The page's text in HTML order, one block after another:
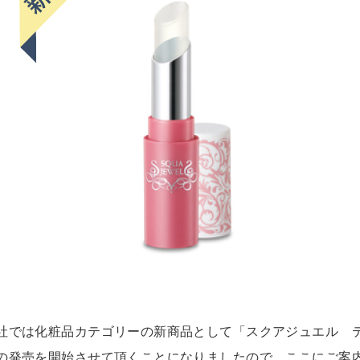
では化粧品カテゴリーの新商品として「スクアジュエル
発売を開始させて頂くことになりましたので、ここにご案